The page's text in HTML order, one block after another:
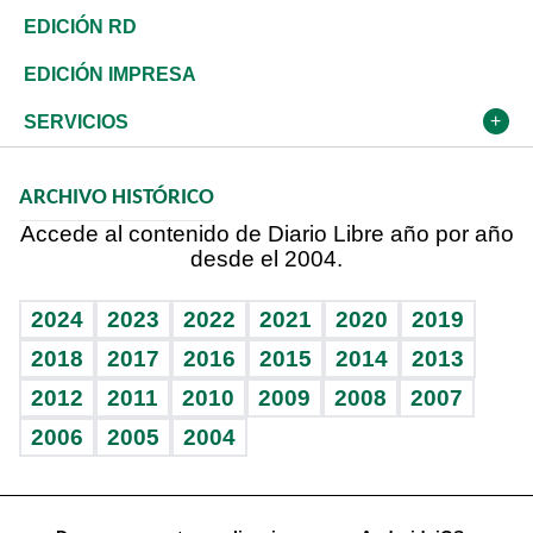
Ocenanía
Caribe
Resto del mundo
Telecom.
Global y variable
Economía personal
Sociales
Novedades
Podcast Arte Libre
Vida y familia
Eñe
Celebrando la vida
Sin complejos
En pocas palabras
Tenis
Olimpismo
Más deportes
BRV
TBT Deportivo
De buena tinta
En Directo
Frente al Statu Quo
Ágora
Historia
Despertando al gigante
Cambio climático
Revista
Deportes
Opinión
Hecho en casa
Guía del dinero
EDICIÓN RD
EDICIÓN IMPRESA
SERVICIOS
Cumpleaños
Horóscopos
ARCHIVO HISTÓRICO
Accede al contenido de Diario Libre año por año
desde el 2004.
2024 2023 2022 2021 2020
2019
2018
2017 2016 2015 2014
2013
2012
2011 2010 2009 2008
2007
2006
2005 2004